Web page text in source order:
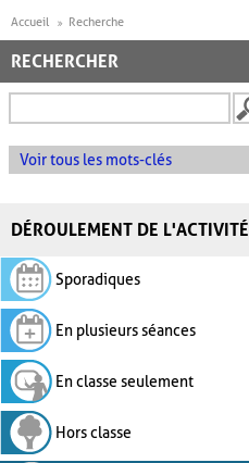
Accueil Recherche
RECHERCHER
Voir tous les mots-clés
DÉROULEMENT DE L'ACTIVITÉ
Sporadiques
En plusieurs séances
En classe seulement
Hors classe